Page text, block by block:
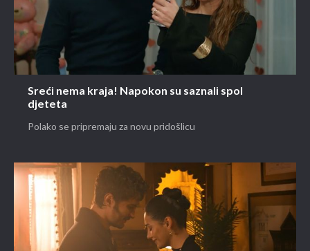
Sreći nema kraja! Napokon su saznali spol
djeteta
Polako se pripremaju za novu pridošlicu